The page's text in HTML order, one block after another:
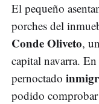
El pequeño
porches del
Conde Oliveto,
capital navarra.
pernoctado
podido comprobar